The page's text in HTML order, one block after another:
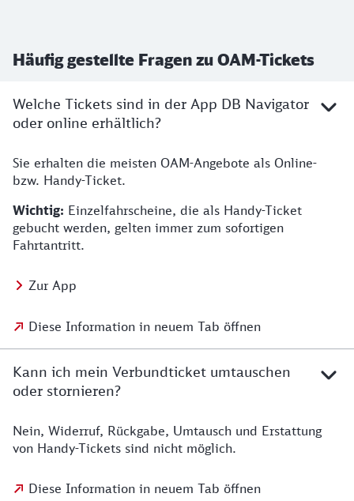
Häufig gestellte Fragen zu OAM-Tickets
Welche Tickets sind in der App DB Navigator
oder online erhältlich?
Sie erhalten die meisten OAM-Angebote als Online-
bzw. Handy-Ticket.
Wichtig: Einzelfahrscheine, die als Handy-Ticket
gebucht werden, gelten immer zum sofortigen
Fahrtantritt.
Zur App
Diese Information in neuem Tab öffnen
Kann ich mein Verbundticket umtauschen
oder stornieren?
Nein, Widerruf, Rückgabe, Umtausch und Erstattung
von Handy-Tickets sind nicht möglich.
Diese Information in neuem Tab öffnen